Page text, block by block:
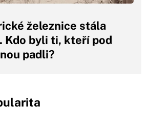
železnice stála
Kdo byli ti, kteří pod
padli?